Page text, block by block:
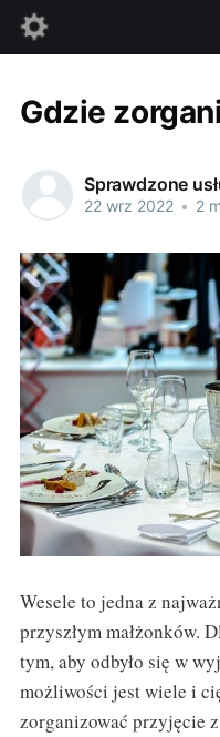
Gdzie
Sprawdzone
22 wrz 2022 • 2
Wesele to jedna z
przyszłym małżonków.
tym, aby odbyło się w
możliwości jest wiele i
zorganizować przyjęcie